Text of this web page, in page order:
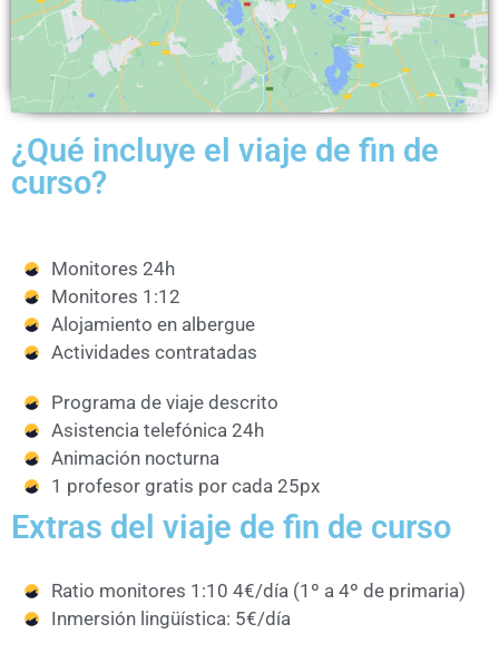
¿Qué incluye el viaje de fin de
curso?
Monitores 24h
Monitores 1:12
Alojamiento en albergue
Actividades contratadas
Programa de viaje descrito
Asistencia telefónica 24h
Animación nocturna
1 profesor gratis por cada 25px
Extras del viaje de fin de curso
Ratio monitores 1:10 4€/día (1º a 4º de primaria)
Inmersión lingüística: 5€/día